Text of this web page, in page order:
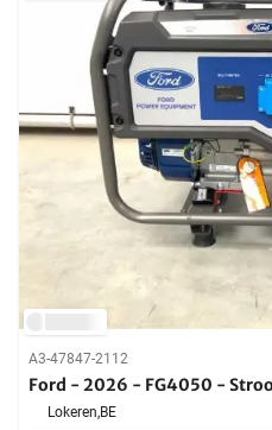
A3-47847-2112
Ford - 2026 - FG4050 -
Lokeren,BE